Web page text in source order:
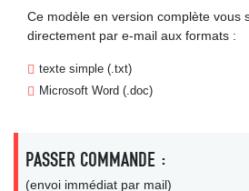
Ce modèle en version complète vous
directement par e-mail aux formats :
texte simple (.txt)
Microsoft Word (.doc)
PASSER COMMANDE :
(envoi immédiat par mail)